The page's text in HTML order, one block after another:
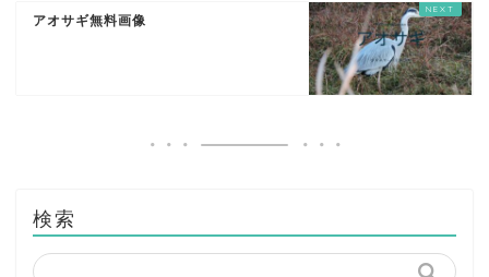
アオサギ無料画像
検索